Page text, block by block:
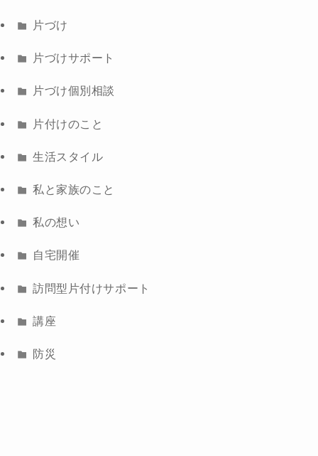
片づけ
片づけサポート
片づけ個別相談
片付けのこと
生活スタイル
私と家族のこと
私の想い
自宅開催
訪問型片付けサポート
講座
防災